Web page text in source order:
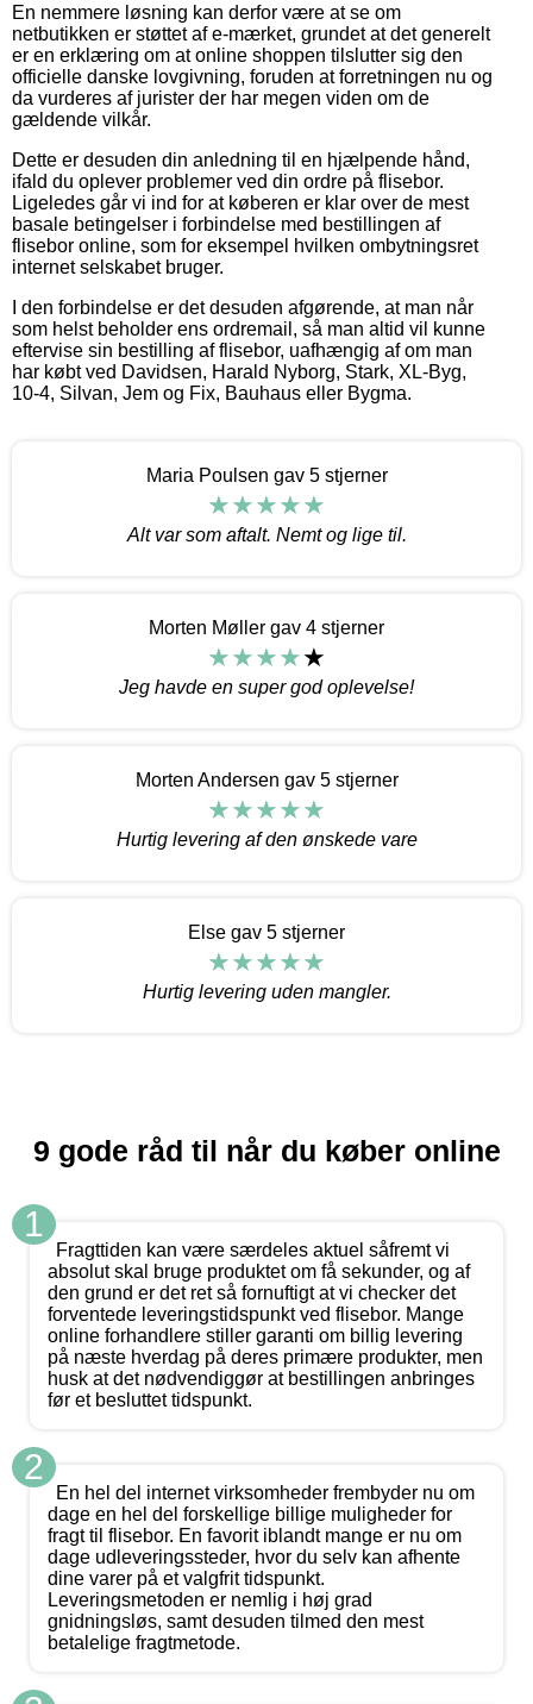
En nemmere løsning kan derfor være at se om
netbutikken er støttet af e-mærket, grundet at det generelt
er en erklæring om at online shoppen tilslutter sig den
officielle danske lovgivning, foruden at forretningen nu og
da vurderes af jurister der har megen viden om de
gældende vilkår.
Dette er desuden din anledning til en hjælpende hånd,
ifald du oplever problemer ved din ordre på flisebor.
Ligeledes går vi ind for at køberen er klar over de mest
basale betingelser i forbindelse med bestillingen af
flisebor online, som for eksempel hvilken ombytningsret
internet selskabet bruger.
I den forbindelse er det desuden afgørende, at man når
som helst beholder ens ordremail, så man altid vil kunne
eftervise sin bestilling af flisebor, uafhængig af om man
har købt ved Davidsen, Harald Nyborg, Stark, XL-Byg,
10-4, Silvan, Jem og Fix, Bauhaus eller Bygma.
Maria Poulsen gav 5 stjerner
Alt var som aftalt. Nemt og lige til.
Morten Møller gav 4 stjerner
Jeg havde en super god oplevelse!
Morten Andersen gav 5 stjerner
Hurtig levering af den ønskede vare
Else gav 5 stjerner
Hurtig levering uden mangler.
9 gode råd til når du køber online
1
Fragttiden kan være særdeles aktuel såfremt vi
absolut skal bruge produktet om få sekunder, og af
den grund er det ret så fornuftigt at vi checker det
forventede leveringstidspunkt ved flisebor. Mange
online forhandlere stiller garanti om billig levering
på næste hverdag på deres primære produkter, men
husk at det nødvendiggør at bestillingen anbringes
før et besluttet tidspunkt.
2
En hel del internet virksomheder frembyder nu om
dage en hel del forskellige billige muligheder for
fragt til flisebor. En favorit iblandt mange er nu om
dage udleveringssteder, hvor du selv kan afhente
dine varer på et valgfrit tidspunkt.
Leveringsmetoden er nemlig i høj grad
gnidningsløs, samt desuden tilmed den mest
betalelige fragtmetode.